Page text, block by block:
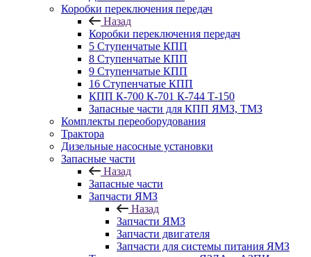
Коробки переключения передач
Назад
Коробки переключения передач
5 Ступенчатые КПП
8 Ступенчатые КПП
9 Ступенчатые КПП
16 Ступенчатые КПП
КПП К-700 К-701 К-744 Т-150
Запасные части для КПП ЯМЗ, ТМЗ
Комплекты переоборудования
Трактора
Дизельные насосные установки
Запасные части
Назад
Запасные части
Запчасти ЯМЗ
Назад
Запчасти ЯМЗ
Запчасти двигателя
Запчасти для системы питания ЯМЗ